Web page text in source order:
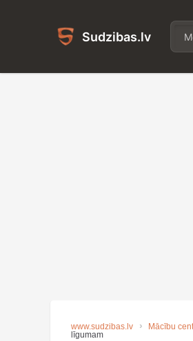
Sudzibas.lv
www.sudzibas.lv Mācību
līgumam